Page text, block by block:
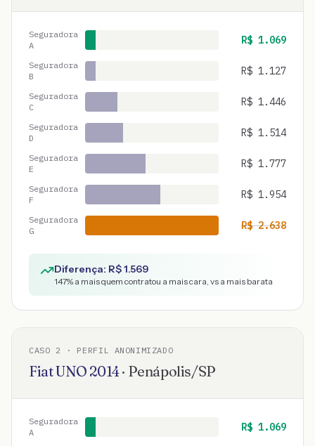
Seguradora
A
R$ 1.069
Seguradora
B
R$ 1.127
Seguradora
C
R$ 1.446
Seguradora
D
R$ 1.514
Seguradora
E
R$ 1.777
Seguradora
F
R$ 1.954
Seguradora
G
R$2.638
Diferença: R$1.569
147% a mais quem contratou a mais cara, vs a mais barata
CASO 2 · PERFIL ANONIMIZADO
FiatUNO 2014· Penápolis/SP
Seguradora
A
R$ 1.069